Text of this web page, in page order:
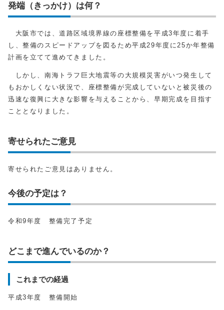
発端（きっかけ）は何？
大阪市では、道路区域境界線の座標整備を平成3年度に着手
し、整備のスピードアップを図るため平成29年度に25か年整備
計画を立てて進めてきました。
しかし、南海トラフ巨大地震等の大規模災害がいつ発生して
もおかしくない状況で、座標整備が完成していないと被災後の
迅速な復興に大きな影響を与えることから、早期完成を目指す
こととなりました。
寄せられたご意見
寄せられたご意見はありません。
今後の予定は？
令和9年度 整備完了予定
どこまで進んでいるのか？
これまでの経過
平成3年度 整備開始